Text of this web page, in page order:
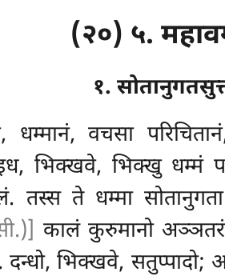
(२०) ५.
१.
वचसा परिचितानं,
इध, भिक्खवे, भिक्खु धम्मं
ते धम्मा सोतानुगता
कालं कुरुमानो
. दन्धो, भिक्खवे, सतुप्पादो;